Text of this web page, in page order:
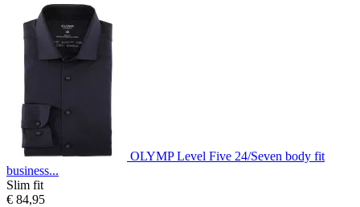
OLYMP Level Five 24/Seven body fit
business...
Slim fit
€ 84,95